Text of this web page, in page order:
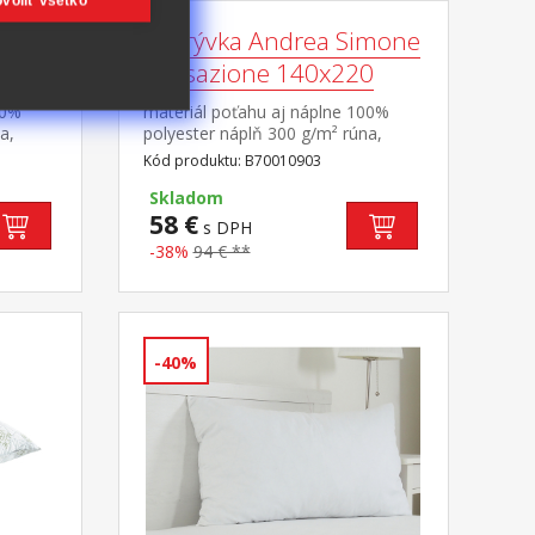
Pokrývka Andrea Simone
sensazione 140x220
materiál poťahu aj náplne 100%
polyester náplň 300 g/m² rúna,
termoregulačná elegantne prešitý
poťah
Kód produktu: B70010903
Skladom
58 €s DPH
-38% 94 € **
-40%